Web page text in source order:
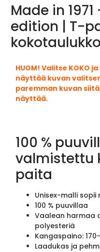
Made in
edition | T-
kokotaulukko
HUOM! Valitse KOKO
näyttää kuvan
paremman kuvan
näyttää.
100 %
valmistettu
paita
Unisex-malli sopii
100 % puuvillaa
Vaalean harmaa
polyesteriä
Kangaspaino:
Laadukas ja